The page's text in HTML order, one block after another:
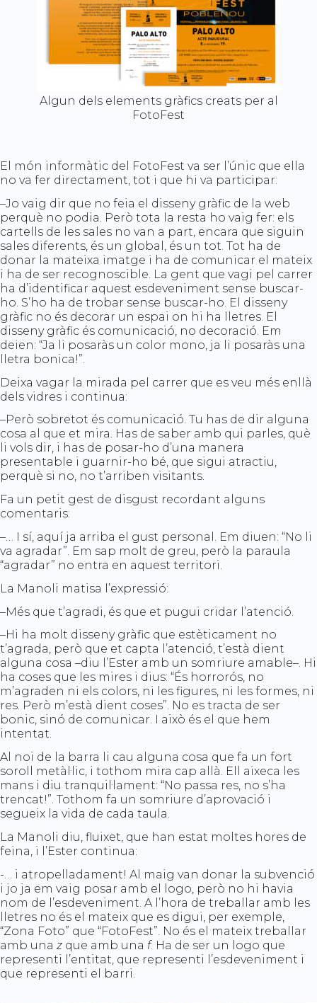
Algun dels elements gràfics creats per al
FotoFest
El món informàtic del FotoFest va ser l’únic que ella
no va fer directament, tot i que hi va participar:
–Jo vaig dir que no feia el disseny gràfic de la web
perquè no podia. Però tota la resta ho vaig fer: els
cartells de les sales no van a part, encara que siguin
sales diferents, és un global, és un tot. Tot ha de
donar la mateixa imatge i ha de comunicar el mateix
i ha de ser recognoscible. La gent que vagi pel carrer
ha d’identificar aquest esdeveniment sense buscar-
ho. S’ho ha de trobar sense buscar-ho. El disseny
gràfic no és decorar un espai on hi ha lletres. El
disseny gràfic és comunicació, no decoració. Em
deien: “Ja li posaràs un color mono, ja li posaràs una
lletra bonica!”.
Deixa vagar la mirada pel carrer que es veu més enllà
dels vidres i continua:
–Però sobretot és comunicació. Tu has de dir alguna
cosa al que et mira. Has de saber amb qui parles, què
li vols dir, i has de posar-ho d’una manera
presentable i guarnir-ho bé, que sigui atractiu,
perquè si no, no t’arriben visitants.
Fa un petit gest de disgust recordant alguns
comentaris:
–… I sí, aquí ja arriba el gust personal. Em diuen: “No li
va agradar”. Em sap molt de greu, però la paraula
“agradar” no entra en aquest territori.
La Manoli matisa l’expressió:
–Més que t’agradi, és que et pugui cridar l’atenció.
–Hi ha molt disseny gràfic que estèticament no
t’agrada, però que et capta l’atenció, t’està dient
alguna cosa –diu l’Ester amb un somriure amable–. Hi
ha coses que les mires i dius: “És horrorós, no
m’agraden ni els colors, ni les figures, ni les formes, ni
res. Però m’està dient coses”. No es tracta de ser
bonic, sinó de comunicar. I això és el que hem
intentat.
Al noi de la barra li cau alguna cosa que fa un fort
soroll metàl·lic, i tothom mira cap allà. Ell aixeca les
mans i diu tranquil·lament: “No passa res, no s’ha
trencat!”. Tothom fa un somriure d’aprovació i
segueix la vida de cada taula.
La Manoli diu, fluixet, que han estat moltes hores de
feina, i l’Ester continua:
-… i atropelladament! Al maig van donar la subvenció
i jo ja em vaig posar amb el logo, però no hi havia
nom de l’esdeveniment. A l’hora de treballar amb les
lletres no és el mateix que es digui, per exemple,
“Zona Foto” que “FotoFest”. No és el mateix treballar
amb una z que amb una f. Ha de ser un logo que
representi l’entitat, que representi l’esdeveniment i
que representi el barri.